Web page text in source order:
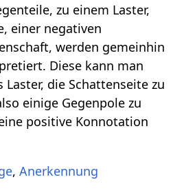
zu einem Laster,
einer negativen
werden gemeinhin
Diese kann man
die Schattenseite zu
einige Gegenpole zu
positive Konnotation
, Anerkennung